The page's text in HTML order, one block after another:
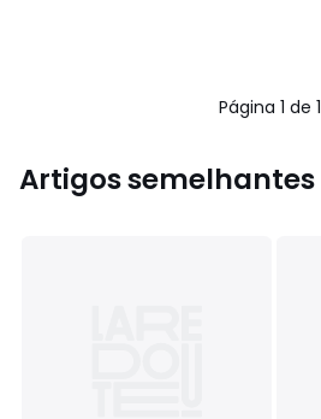
Página 1 de 1
Artigos semelhantes